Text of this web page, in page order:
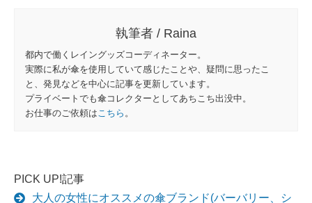
執筆者 / Raina
都内で働くレイングッズコーディネーター。
実際に私が傘を使用していて感じたことや、疑問に思ったこ
と、発見などを中心に記事を更新しています。
プライベートでも傘コレクターとしてあちこち出没中。
お仕事のご依頼は こちら 。
PICK UP!記事
大人の女性にオススメの傘ブランド(バーバリー、シ